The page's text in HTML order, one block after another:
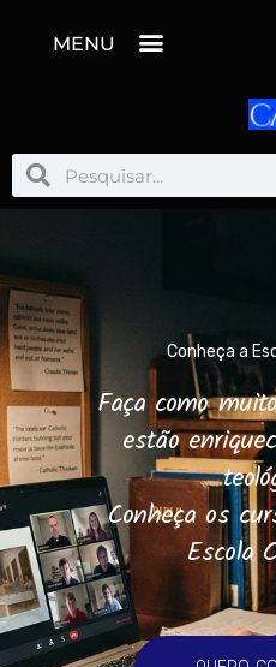
MENU
PesquisarPesquisar
Conheça a
Faça como
estão
Conheça os
Escola